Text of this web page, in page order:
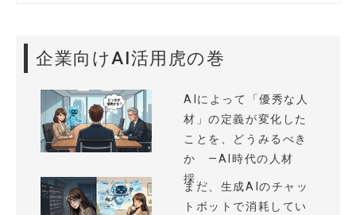
企業向けAI活用虎の巻
AIによって「優秀な人
材」の定義が変化した
ことを、どうみるべき
か —AI時代の人材
採...
まだ、生成AIのチャッ
トボットで消耗してい